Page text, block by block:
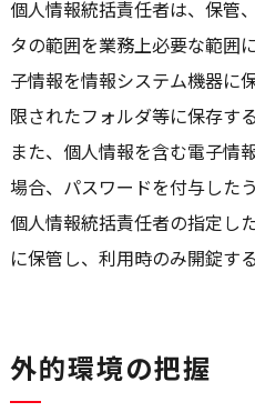
個人情報統括責任者は、保管
タの範囲を業務上必要な範囲
子情報を情報システム機器に
限されたフォルダ等に保存す
また、個人情報を含む電子情
場合、パスワードを付与した
個人情報統括責任者の指定し
に保管し、利用時のみ開錠す
外的環境の把握